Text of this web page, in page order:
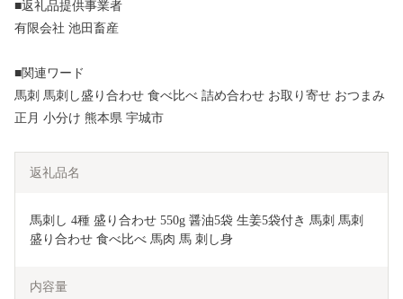
■返礼品提供事業者
有限会社 池田畜産
■関連ワード
馬刺 馬刺し盛り合わせ 食べ比べ 詰め合わせ お取り寄せ おつまみ
正月 小分け 熊本県 宇城市
返礼品名
馬刺し 4種 盛り合わせ 550g 醤油5袋 生姜5袋付き 馬刺 馬刺
盛り合わせ 食べ比べ 馬肉 馬 刺し身
内容量